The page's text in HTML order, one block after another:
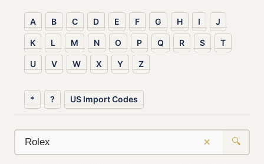
A B C D E F G H I J
K L M N O P Q R S T
U V W X Y Z
* ? US Import Codes
× 🔍